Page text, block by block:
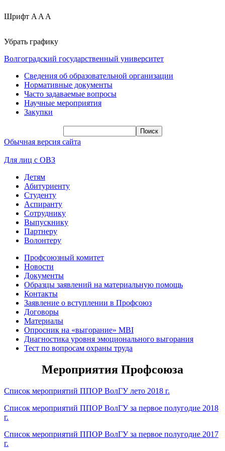
Шрифт A A A
Убрать графику
Волгоградский государственный университет
Сведения об образовательной организации
Нормативные документы
Часто задаваемые вопросы
Научные мероприятия
Закупки
Обычная версия сайта
Для лиц с ОВЗ
Детям
Абитуриенту
Студенту
Аспиранту
Сотруднику
Выпускнику
Партнеру
Волонтеру
Профсоюзный комитет
Новости
Документы
Образцы заявлений на материальную помощь
Контакты
Заявление о вступлении в Профсоюз
Договоры
Материалы
Опросник на «выгорание» MBI
Диагностика уровня эмоционального выгорания
Тест по вопросам охраны труда
Мероприятия Профсоюза
Список мероприятий ППОР ВолГУ лето 2018 г.
Список мероприятий ППОР ВолГУ за первое полугодие 2018
г.
Список мероприятий ППОР ВолГУ за первое полугодие 2017
г.